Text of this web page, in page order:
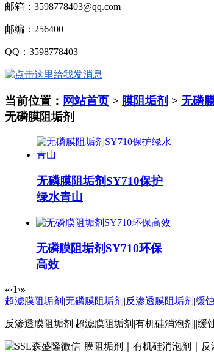
邮箱： 3598778403@qq.com
邮编： 256400
QQ ： 3598778403
当前位置： 网站首页 > 膜阻垢剂 > 无磷
无磷膜阻垢剂
无磷膜阻垢剂SY710保护
绿水青山
无磷膜阻垢剂SY710环保
高效
«‹1 ›»
超滤膜阻垢剂 |无磷膜阻垢剂 |反渗透膜阻垢剂 |缓
反渗透膜阻垢剂|超滤膜阻垢剂|有机硅消泡剂||
膜阻垢剂｜有机硅消泡剂｜